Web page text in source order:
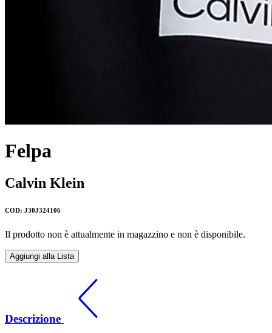
Felpa
Calvin Klein
COD: J30J324106
Il prodotto non è attualmente in magazzino e non è disponibile.
Aggiungi alla Lista
Descrizione